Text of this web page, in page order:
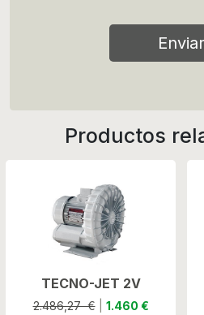
Enviar
Productos
TECNO-JET 2V
2.486,27 €| 1.460 €